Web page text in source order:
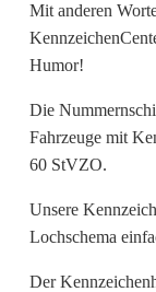
Mit anderen
Humor!
Die
Fahrzeuge mit
60 StVZO.
Unsere
Lochschema
Der